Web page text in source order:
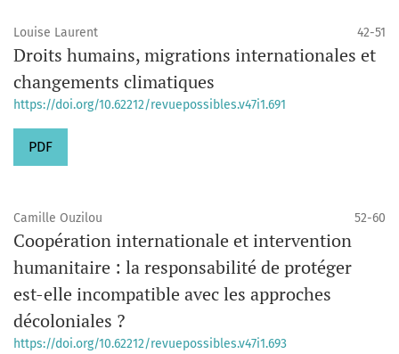
Louise Laurent 42-51
Droits humains, migrations internationales et
changements climatiques
https://doi.org/10.62212/revuepossibles.v47i1.691
PDF
Camille Ouzilou 52-60
Coopération internationale et intervention
humanitaire : la responsabilité de protéger
est-elle incompatible avec les approches
décoloniales ?
https://doi.org/10.62212/revuepossibles.v47i1.693